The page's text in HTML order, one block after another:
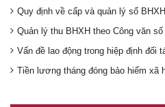
Quản lý thu BHXH theo Công văn
Tiền lương tháng đóng bảo hiểm xã